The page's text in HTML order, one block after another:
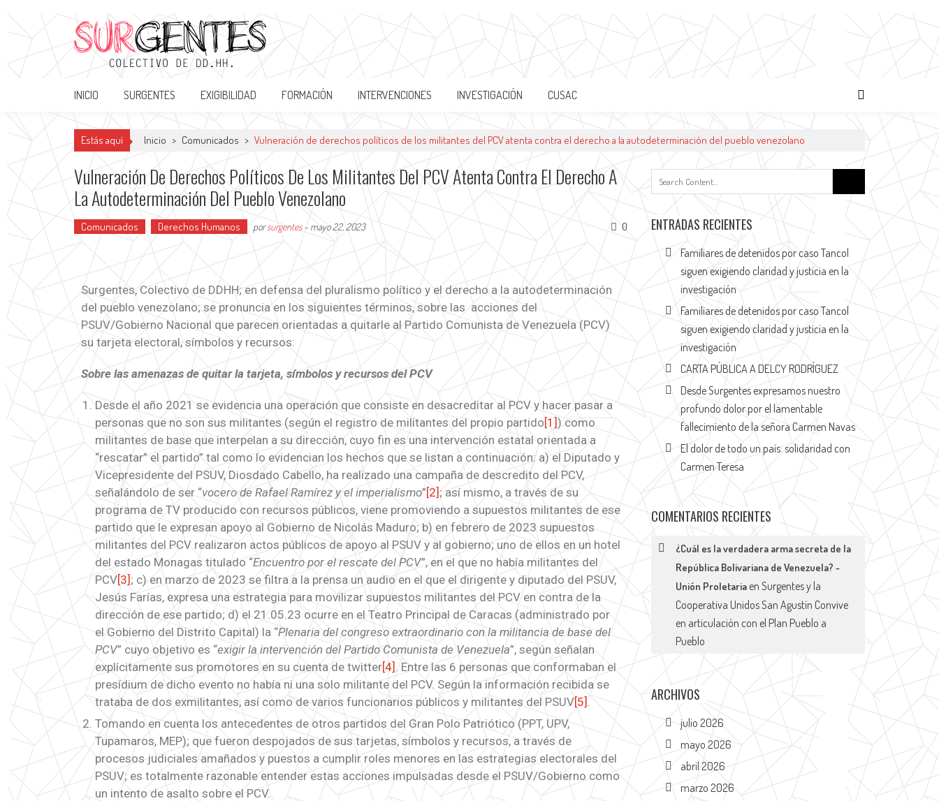
Surgentes
INICIO SURGENTES EXIGIBILIDAD FORMACIÓN INTERVENCIONES INVESTIGACIÓN CUSAC
Estás aquí Inicio > Comunicados > Vulneración de derechos políticos de los militantes del PCV atenta contra el derecho a la autodeterminación del pueblo venezolano
Vulneración De Derechos Políticos De Los Militantes Del PCV Atenta Contra El Derecho A
La Autodeterminación Del Pueblo Venezolano
Comunicados Derechos Humanos porsurgentes- mayo 22, 2023 0
Surgentes, Colectivo de DDHH; en defensa del pluralismo político y el derecho a la autodeterminación
del pueblo venezolano; se pronuncia en los siguientes términos, sobre las acciones del
PSUV/Gobierno Nacional que parecen orientadas a quitarle al Partido Comunista de Venezuela (PCV)
su tarjeta electoral, símbolos y recursos:
Sobre las amenazas de quitar la tarjeta, símbolos y recursos del PCV
Desde el año 2021 se evidencia una operación que consiste en desacreditar al PCV y hacer pasar a
personas que no son sus militantes (según el registro de militantes del propio partido [1]) como
militantes de base que interpelan a su dirección, cuyo fin es una intervención estatal orientada a
“rescatar” el partido” tal como lo evidencian los hechos que se listan a continuación: a) el Diputado y
Vicepresidente del PSUV, Diosdado Cabello, ha realizado una campaña de descredito del PCV,
señalándolo de ser “vocero de Rafael Ramírez y el imperialismo” [2] ; así mismo, a través de su
programa de TV producido con recursos públicos, viene promoviendo a supuestos militantes de ese
partido que le expresan apoyo al Gobierno de Nicolás Maduro; b) en febrero de 2023 supuestos
militantes del PCV realizaron actos públicos de apoyo al PSUV y al gobierno; uno de ellos en un hotel
del estado Monagas titulado “Encuentro por el rescate del PCV”, en el que no había militantes del
PCV[3] ; c) en marzo de 2023 se filtra a la prensa un audio en el que el dirigente y diputado del PSUV,
Jesús Farías, expresa una estrategia para movilizar supuestos militantes del PCV en contra de la
dirección de ese partido; d) el 21.05.23 ocurre en el Teatro Principal de Caracas (administrado por
el Gobierno del Distrito Capital) la “Plenaria del congreso extraordinario con la militancia de base del
PCV” cuyo objetivo es “exigir la intervención del Partido Comunista de Venezuela”, según señalan
explícitamente sus promotores en su cuenta de twitter[4] . Entre las 6 personas que conformaban el
presídium de dicho evento no había ni una solo militante del PCV. Según la información recibida se
trataba de dos exmilitantes, así como de varios funcionarios públicos y militantes del PSUV[5] .
Tomando en cuenta los antecedentes de otros partidos del Gran Polo Patriótico (PPT, UPV,
Tupamaros, MEP); que fueron despojados de sus tarjetas, símbolos y recursos, a través de
procesos judiciales amañados y puestos a cumplir roles menores en las estrategias electorales del
PSUV; es totalmente razonable entender estas acciones impulsadas desde el PSUV/Gobierno como
un intento de asalto sobre el PCV.
ENTRADAS RECIENTES
Familiares de detenidos por caso Tancol
siguen exigiendo claridad y justicia en la
investigación
Familiares de detenidos por caso Tancol
siguen exigiendo claridad y justicia en la
investigación
CARTA PÚBLICA A DELCY RODRÍGUEZ
Desde Surgentes expresamos nuestro
profundo dolor por el lamentable
fallecimiento de la señora Carmen Navas
El dolor de todo un país: solidaridad con
Carmen Teresa
COMENTARIOS RECIENTES
¿Cuál es la verdadera arma secreta de la
República Bolivariana de Venezuela? -
Unión Proletaria enSurgentes y la
Cooperativa Unidos San Agustín Convive
en articulación con el Plan Pueblo a
Pueblo
ARCHIVOS
julio 2026
mayo 2026
abril 2026
marzo 2026